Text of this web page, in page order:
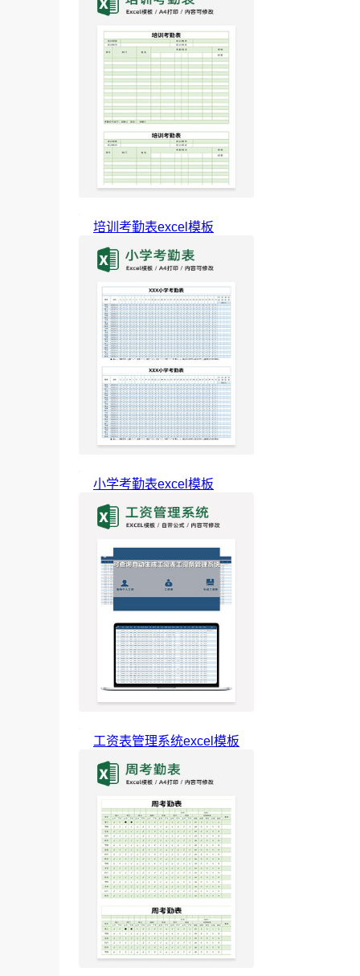
培训考勤表excel模板
小学考勤表excel模板
工资表管理系统excel模板